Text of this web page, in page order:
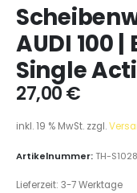
AUDI 100 |
Single
27,00€
inkl. 19 % MwSt. zzgl.
Artikelnummer:TH-S1028
Lieferzeit: 3-7 Werktage